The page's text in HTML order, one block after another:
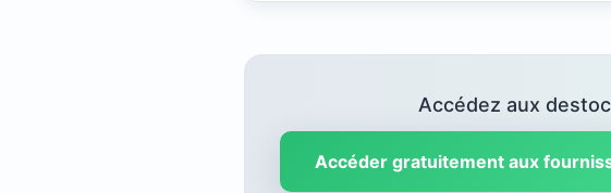
Accédez aux
Accéder gratuitement aux